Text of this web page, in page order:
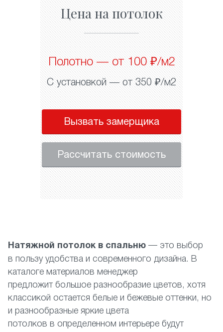
Цена на потолок
Полотно — от 100 ₽/м2
С установкой — от 350 ₽/м2
Вызвать замерщика
Рассчитать стоимость
Натяжной потолок в спальню — это выбор
в пользу удобства и современного дизайна. В
каталоге материалов менеджер
предложит большое разнообразие цветов, хотя
классикой остается белые и бежевые оттенки, но
и разнообразные яркие цвета
потолков в определенном интерьере будут